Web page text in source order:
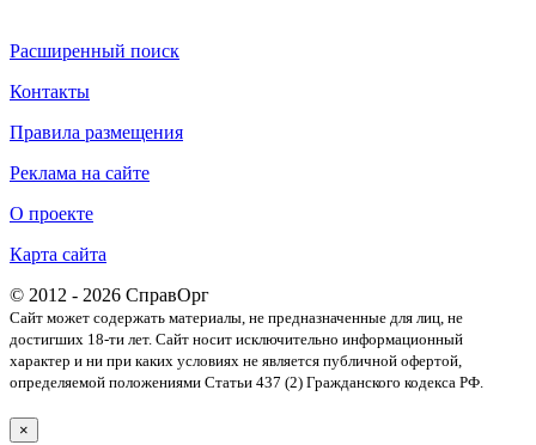
Расширенный поиск
Контакты
Правила размещения
Реклама на сайте
О проекте
Карта сайта
© 2012 - 2026 СправОрг
Сайт может содержать материалы, не предназначенные для лиц, не
достигших 18-ти лет. Cайт носит исключительно информационный
характер и ни при каких условиях не является публичной офертой,
определяемой положениями Статьи 437 (2) Гражданского кодекса РФ.
×